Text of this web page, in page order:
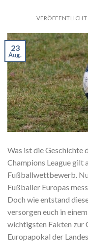
23
Aug.
Was ist die Geschichte
Champions League gilt
Fußballwettbewerb.
Fußballer Europas
Doch wie entstand
versorgen euch in
wichtigsten Fakten zur
Europapokal der